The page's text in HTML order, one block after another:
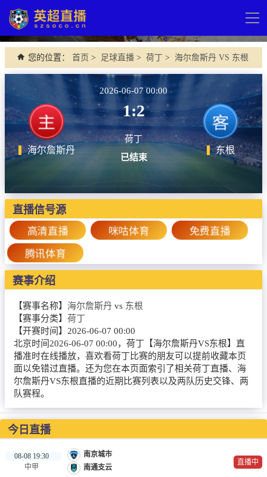
导
网站首页
足球直播
德甲
西甲
意甲
欧冠杯
中超
篮球直播
NBA
CBA
英超录像
英超资讯
体育词条
您的位置： 首页 > 足球直播 > 荷丁 > 海尔詹斯丹 VS 东根
海尔詹斯丹
2026-06-07 00:00
1:2
荷丁
已结束
东根
直播信号源
高清直播 咪咕体育 免费直播
腾讯体育
赛事介绍
【赛事名称】 海尔詹斯丹 vs 东根
【赛事分类】 荷丁
【开赛时间】 2026-06-07 00:00
北京时间2026-06-07 00:00，荷丁【海尔詹斯丹VS东根】直
播准时在线播放，喜欢看荷丁比赛的朋友可以提前收藏本页
面以免错过直播。还为您在本页面索引了相关荷丁直播、海
尔詹斯丹VS东根直播的近期比赛列表以及两队历史交锋、两
队赛程。
今日直播
08-08 19:30
中甲
南京城市
南通支云
直播中